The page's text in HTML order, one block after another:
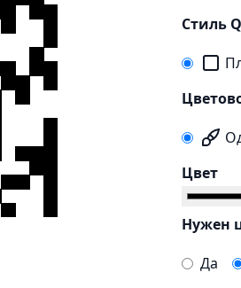
Стиль
Цвет
Нужен
Да